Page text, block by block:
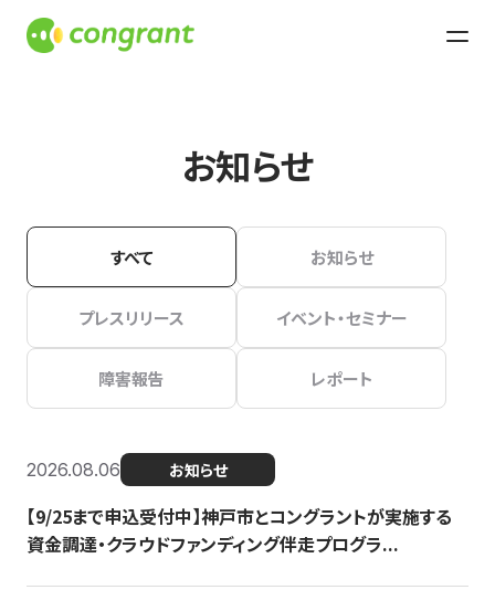
お知らせ
すべて お知らせ
プレスリリース イベント・セミナー
障害報告 レポート
2026.08.06 お知らせ
【9/25まで申込受付中】神戸市とコングラントが実施する
資金調達・クラウドファンディング伴走プログラ...